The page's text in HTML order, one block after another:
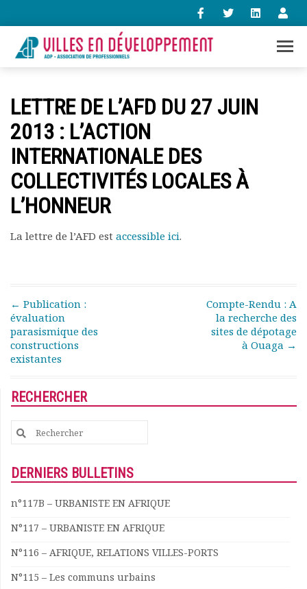
contact@villes-developpement.org
Accueil
L’association
Qui sommes-nous ?
Présentation vidéo
Statuts de l’association
Comptes rendus mensuels
Rapports moraux
Rapports financiers
Nous rejoindre
Le bulletin
Comité de rédaction
développement
Kiosk
Ressources
Nos actions
Podcast-AdP
Journées d’études
Concours vidéo
Nos partenaires
LETTRE DE L’AFD DU 27 JUIN
2013 : L’ACTION
INTERNATIONALE DES
COLLECTIVITÉS LOCALES À
L’HONNEUR
La lettre de l’AFD est accessible ici.
Post navigation
← Publication :
évaluation
parasismique des
constructions
existantes
Compte-Rendu : A
la recherche des
sites de dépotage
à Ouaga →
RECHERCHER
Search
for:
DERNIERS BULLETINS
n°117B – URBANISTE EN AFRIQUE
N°117 – URBANISTE EN AFRIQUE
N°116 – AFRIQUE, RELATIONS VILLES-PORTS
N°115 – Les communs urbains